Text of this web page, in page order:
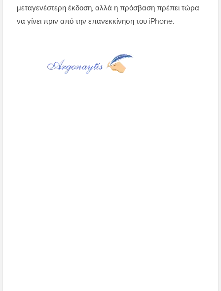
μεταγενέστερη έκδοση, αλλά η πρόσβαση πρέπει τώρα
να γίνει πριν από την επανεκκίνηση του iPhone.